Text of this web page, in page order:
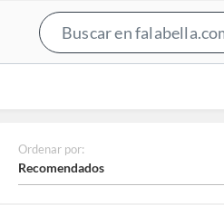
Ordenar por:
Recomendados